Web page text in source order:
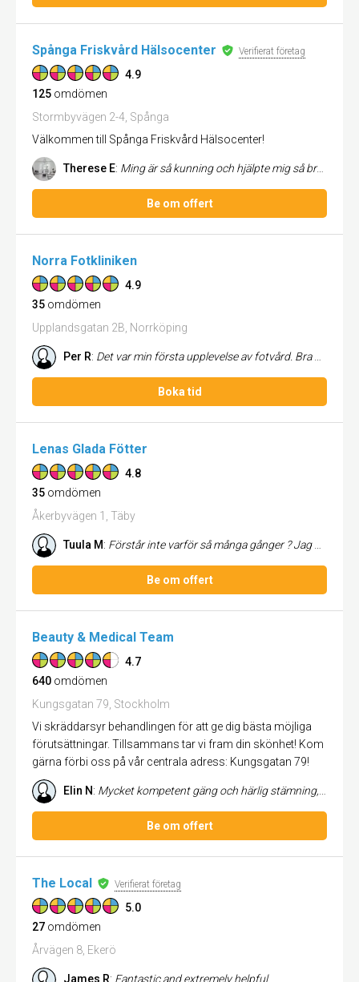
Spånga Friskvård Hälsocenter Verifierat företag
4.9
125 omdömen
Stormbyvägen 2-4, Spånga
Välkommen till Spånga Friskvård Hälsocenter!
Therese E: Ming är så kunning och hjälpte mig så bra 😍 tack
Be om offert
Norra Fotkliniken
4.9
35 omdömen
Upplandsgatan 2B, Norrköping
Per R: Det var min första upplevelse av fotvård. Bra behandling och trevligt bemötande.
Boka tid
Lenas Glada Fötter
4.8
35 omdömen
Åkerbyvägen 1, Täby
Tuula M: Förstår inte varför så många gånger ? Jag har skickat. Av 5 ger jag 5 Och rekommenderar till andra att anlita henne.
Be om offert
Beauty & Medical Team
4.7
640 omdömen
Kungsgatan 79, Stockholm
Vi skräddarsyr behandlingen för att ge dig bästa möjliga
förutsättningar. Tillsammans tar vi fram din skönhet! Kom
gärna förbi oss på vår centrala adress: Kungsgatan 79!
Elin N: Mycket kompetent gäng och härlig stämning, man vill komma tillbaka. Har fått rådgivning om allt från hudkrämer till smin...
Be om offert
The Local Verifierat företag
5.0
27 omdömen
Årvägen 8, Ekerö
James R: Fantastic and extremely helpful